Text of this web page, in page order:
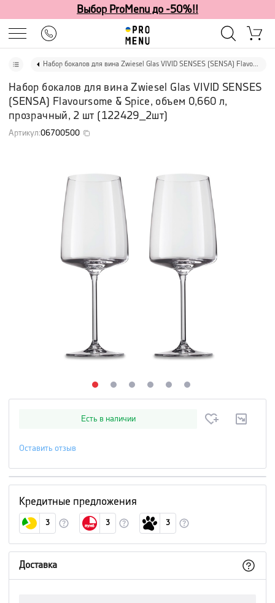
Выбор ProMenu до -50%!!
Набор бокалов для вина Zwiesel Glas VIVID SENSES (SENSA) Flavoursome & Spice, объем 0,660 л, прозрачный, 2 шт
Набор бокалов для вина Zwiesel Glas VIVID SENSES
(SENSA) Flavoursome & Spice, объем 0,660 л,
прозрачный, 2 шт (122429_2шт)
Артикул:06700500
Есть в наличии
Оставить отзыв
Кредитные предложения
3 3 3
Доставка